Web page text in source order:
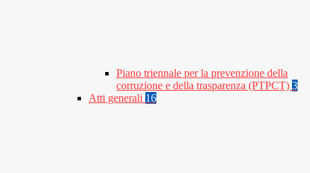
Piano triennale per la prevenzione della
corruzione e della trasparenza (PTPCT) 3
Atti generali 16